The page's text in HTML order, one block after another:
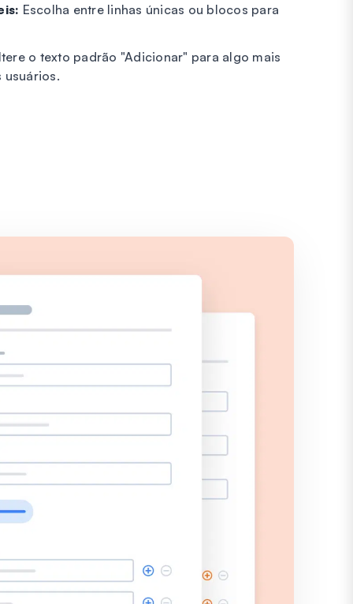
Escolha entre linhas únicas ou blocos para
o texto padrão "Adicionar" para algo mais
usuários.